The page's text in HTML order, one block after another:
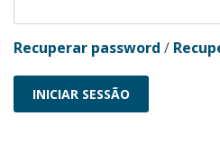
Recuperar password /
INICIAR SESSÃO